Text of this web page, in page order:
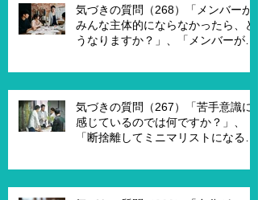
気づきの質問（268）「メンバーが
みんな主体的にならなかったら、ど
うなりますか？」、「メンバーが主
を実現したいですか？」、「XXさん
トを受ければ、主体的になります
か？」
気づきの質問（267）「苦手意識に
感じているのでは何ですか？」、
「断捨離してミニマリストになるの
うと違うのではないですか？」